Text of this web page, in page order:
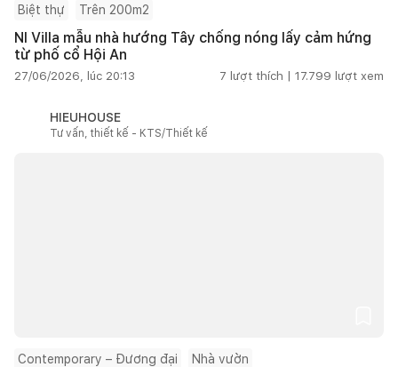
Biệt thự Trên 200m2
NI Villa mẫu nhà hướng Tây chống nóng lấy cảm hứng
từ phố cổ Hội An
27/06/2026, lúc 20:13 7 lượt thích | 17.799 lượt xem
HIEUHOUSE
Tư vấn, thiết kế - KTS/Thiết kế
Contemporary – Đương đại Nhà vườn